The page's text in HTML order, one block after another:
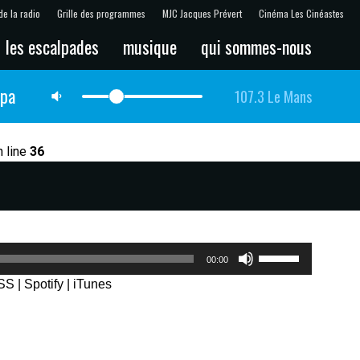
la radio Grille des programmes MJC Jacques Prévert Cinéma Les Cinéastes
les escalpades musique qui sommes-nous
107.3 Le Mans
line 36
00:00
Spotify iTunes